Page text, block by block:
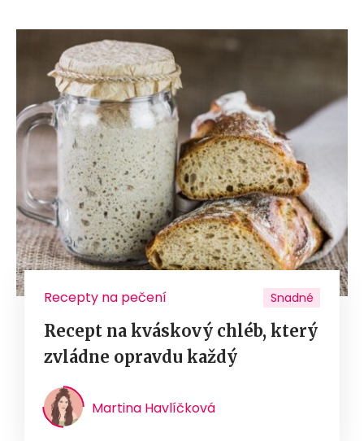
Recepty na pečení Snadné
Recept na kváskový chléb, který
zvládne opravdu každý
Martina Havlíčková